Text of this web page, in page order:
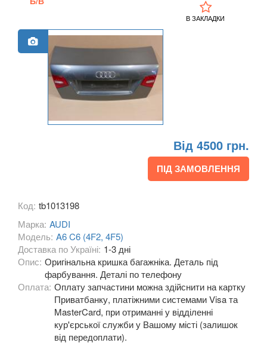
A3 IV (8Y)
A4 B6 (8E2, 8E5)
A4 B7 (8EC, 8ED)
A4 B9 Allroad Quattro (8HW)
A5 I (8T0, 8F7)
A5 I Sportback (8TA)
A5 II (F5)
A5 II Sportback (F5A)
A6 C5 (4B)
A6 Allroad Quattro C5 (4BH)
Від 4500 грн.
ПІД ЗАМОВЛЕННЯ
В ЗАКЛАДКИ
Код: tb1013198
Марка: AUDI
Модель: A6 C6 (4F2, 4F5)
Доставка по Україні: 1-3 дні
Опис: Оригінальна кришка багажніка. Деталь під
фарбування. Деталі по телефону
Оплата: Оплату запчастини можна здійснити на картку
Приватбанку, платіжними системами Visa та
MasterCard, при отриманні у відділенні
кур'єрської служби у Вашому місті (залишок
від передоплати).